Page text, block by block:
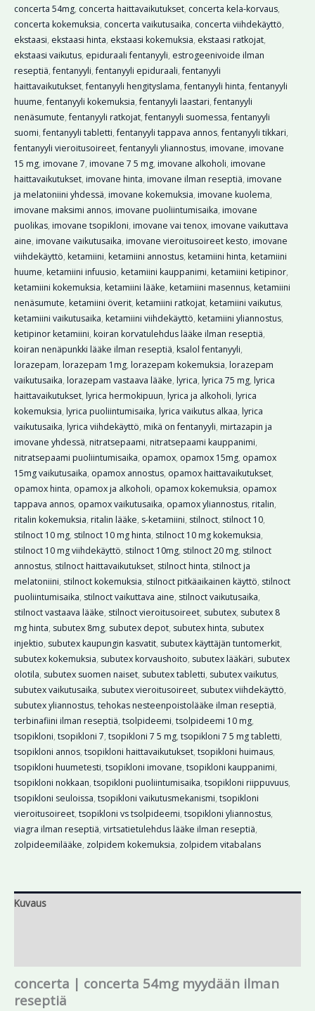
concerta 54mg, concerta haittavaikutukset, concerta kela-korvaus,
concerta kokemuksia, concerta vaikutusaika, concerta viihdekäyttö,
ekstaasi, ekstaasi hinta, ekstaasi kokemuksia, ekstaasi ratkojat,
ekstaasi vaikutus, epiduraali fentanyyli, estrogeenivoide ilman
reseptiä,fentanyyli,fentanyyli epiduraali,fentanyyli
haittavaikutukset,fentanyyli hengityslama,fentanyyli hinta,fentanyyli
huume,fentanyyli kokemuksia,fentanyyli laastari,fentanyyli
nenäsumute,fentanyyli ratkojat,fentanyyli suomessa,fentanyyli
suomi,fentanyyli tabletti,fentanyyli tappava annos,fentanyyli tikkari,
fentanyyli vieroitusoireet,fentanyyli yliannostus, imovane, imovane
15 mg, imovane 7, imovane 7 5 mg, imovane alkoholi, imovane
haittavaikutukset, imovane hinta, imovane ilman reseptiä, imovane
ja melatoniini yhdessä, imovane kokemuksia, imovane kuolema,
imovane maksimi annos, imovane puoliintumisaika, imovane
puolikas, imovane tsopikloni, imovane vai tenox, imovane vaikuttava
aine, imovane vaikutusaika, imovane vieroitusoireet kesto, imovane
viihdekäyttö, ketamiini, ketamiini annostus, ketamiini hinta, ketamiini
huume, ketamiini infuusio, ketamiini kauppanimi, ketamiini ketipinor,
ketamiini kokemuksia, ketamiini lääke, ketamiini masennus, ketamiini
nenäsumute, ketamiini överit, ketamiini ratkojat, ketamiini vaikutus,
ketamiini vaikutusaika, ketamiini viihdekäyttö, ketamiini yliannostus,
ketipinor ketamiini, koiran korvatulehdus lääke ilman reseptiä,
koiran nenäpunkki lääke ilman reseptiä, ksalol fentanyyli,
lorazepam, lorazepam 1mg, lorazepam kokemuksia, lorazepam
vaikutusaika, lorazepam vastaava lääke, lyrica, lyrica 75 mg, lyrica
haittavaikutukset, lyrica hermokipuun, lyrica ja alkoholi, lyrica
kokemuksia, lyrica puoliintumisaika, lyrica vaikutus alkaa, lyrica
vaikutusaika, lyrica viihdekäyttö, mikä on fentanyyli, mirtazapin ja
imovane yhdessä, nitratsepaami, nitratsepaami kauppanimi,
nitratsepaami puoliintumisaika, opamox, opamox 15mg, opamox
15mg vaikutusaika, opamox annostus, opamox haittavaikutukset,
opamox hinta, opamox ja alkoholi, opamox kokemuksia, opamox
tappava annos, opamox vaikutusaika, opamox yliannostus, ritalin,
ritalin kokemuksia, ritalin lääke, s-ketamiini, stilnoct, stilnoct 10,
stilnoct 10 mg, stilnoct 10 mg hinta, stilnoct 10 mg kokemuksia,
stilnoct 10 mg viihdekäyttö, stilnoct 10mg, stilnoct 20 mg, stilnoct
annostus, stilnoct haittavaikutukset, stilnoct hinta, stilnoct ja
melatoniini, stilnoct kokemuksia, stilnoct pitkäaikainen käyttö, stilnoct
puoliintumisaika, stilnoct vaikuttava aine, stilnoct vaikutusaika,
stilnoct vastaava lääke, stilnoct vieroitusoireet, subutex, subutex 8
mg hinta, subutex 8mg, subutex depot, subutex hinta, subutex
injektio, subutex kaupungin kasvatit, subutex käyttäjän tuntomerkit,
subutex kokemuksia, subutex korvaushoito, subutex lääkäri, subutex
olotila, subutex suomen naiset, subutex tabletti, subutex vaikutus,
subutex vaikutusaika, subutex vieroitusoireet, subutex viihdekäyttö,
subutex yliannostus, tehokas nesteenpoistolääke ilman reseptiä,
terbinafiini ilman reseptiä, tsolpideemi, tsolpideemi 10 mg,
tsopikloni, tsopikloni 7, tsopikloni 7 5 mg, tsopikloni 7 5 mg tabletti,
tsopikloni annos, tsopikloni haittavaikutukset, tsopikloni huimaus,
tsopikloni huumetesti, tsopikloni imovane, tsopikloni kauppanimi,
tsopikloni nokkaan, tsopikloni puoliintumisaika, tsopikloni riippuvuus,
tsopikloni seuloissa, tsopikloni vaikutusmekanismi, tsopikloni
vieroitusoireet, tsopikloni vs tsolpideemi, tsopikloni yliannostus,
viagra ilman reseptiä, virtsatietulehdus lääke ilman reseptiä,
zolpideemilääke, zolpidem kokemuksia, zolpidem vitabalans
Kuvaus
concerta | concerta 54mg myydään ilman
reseptiä